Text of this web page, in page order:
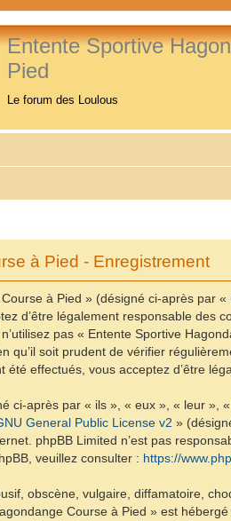
Entente Sportive
Pied
Le forum des Loulous
à Pied - Enregistrement
à Pied » (désigné ci-après par
d’être légalement responsable des
pas « Entente Sportive
qu’il soit prudent de vérifier
effectués, vous acceptez d’être
ci-après par « ils », « eux », « leur
General Public License v2 »
phpBB Limited n’est pas
veuillez consulter : https://
obscène, vulgaire, diffamatoire,
Course à Pied » est